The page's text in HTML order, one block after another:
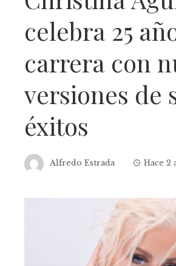
celebra 25
carrera con
versiones de
éxitos
Alfredo Estrada Hace 2